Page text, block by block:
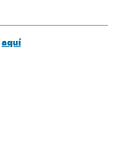
aquí